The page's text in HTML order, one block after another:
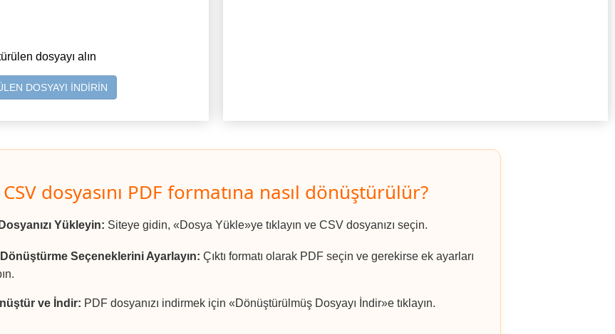
dosyayı alın
DOSYAYI İNDİRİN
CSV dosyasını PDF formatına nasıl dönüştürülür?
Dosyanızı Yükleyin: Siteye gidin, «Dosya Yükle»ye tıklayın ve CSV dosyanızı seçin.
Dönüştürme Seçeneklerini Ayarlayın: Çıktı formatı olarak PDF seçin ve gerekirse ek ayarları
ve İndir: PDF dosyanızı indirmek için «Dönüştürülmüş Dosyayı İndir»e tıklayın.